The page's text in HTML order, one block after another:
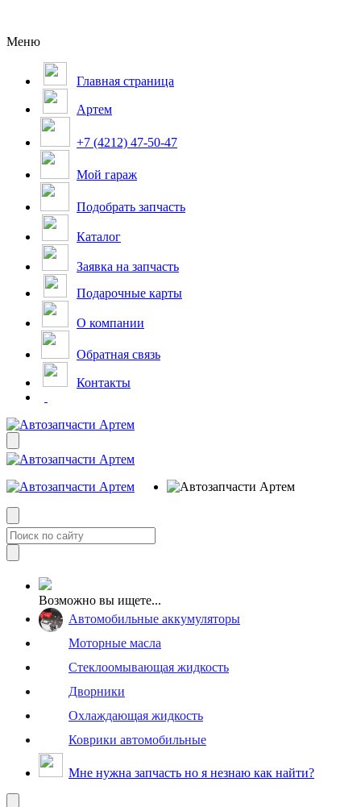
Меню
Главная страница
Артем
+7 (4212) 47-50-47
Мой гараж
Подобрать запчасть
Каталог
Заявка на запчасть
Подарочные карты
О компании
Обратная связь
Контакты
Возможно вы ищете...
Автомобильные аккумуляторы
Моторные масла
Стеклоомывающая жидкость
Дворники
Охлаждающая жидкость
Коврики автомобильные
Мне нужна запчасть но я незнаю как найти?